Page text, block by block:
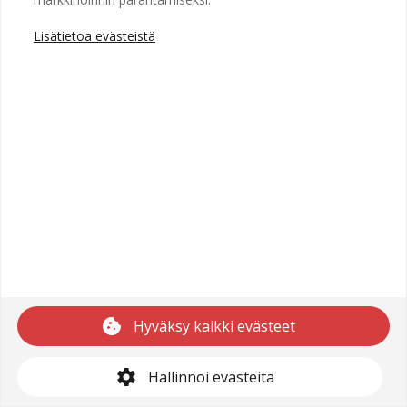
Tietosuojaseloste
support@recright.com
Lisätietoa evästeistä
settings Hallinnoi evästeitä
cookie Hyväksy kaikki evästeet